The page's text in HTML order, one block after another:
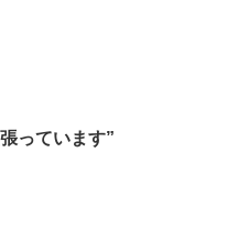
っています”